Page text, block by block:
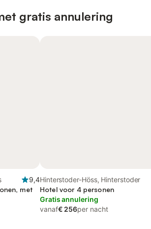
gratis annulering
9,4
met
Hinterstoder-Höss, Hinterstoder
Hotel voor 4 personen
Gratis annulering
vanaf€ 256per nacht